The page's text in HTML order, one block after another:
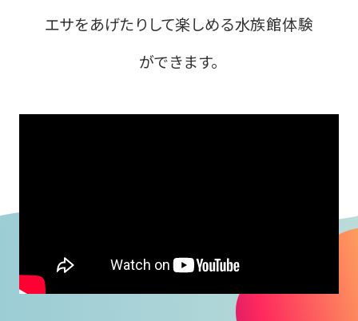
エサをあげたりして楽しめる水族館体験
ができます。